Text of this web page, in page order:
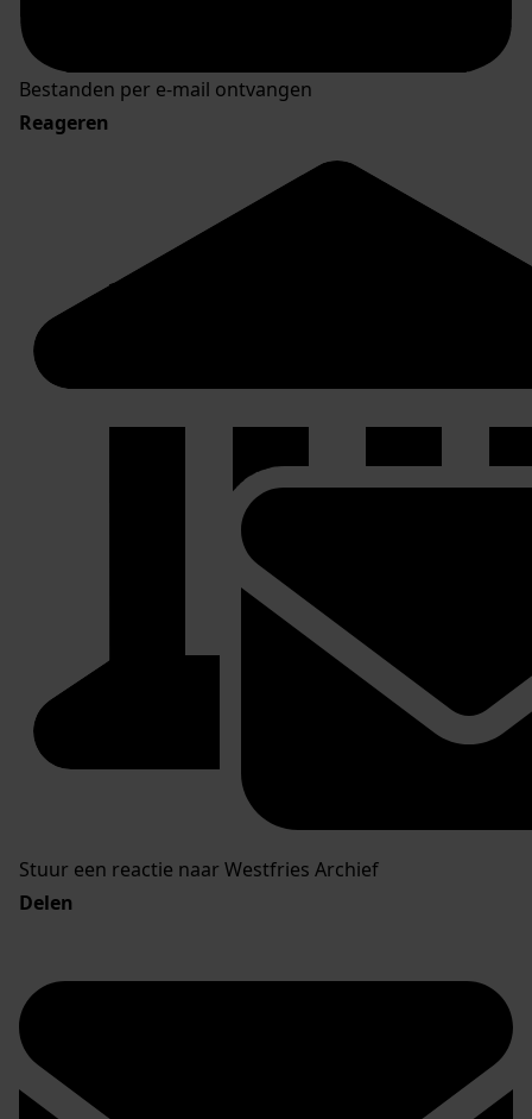
Bestanden per e-mail ontvangen
Reageren
Stuur een reactie naar Westfries Archief
Delen